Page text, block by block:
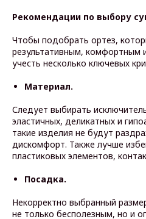
Рекомендации по выбору
Чтобы подобрать ортез,
результативным, комфортным
учесть несколько ключевых
Материал.
Следует выбирать
эластичных, деликатных и
такие изделия не будут
дискомфорт. Также лучше
пластиковых элементов,
Посадка.
Некорректно выбранный
не только бесполезным, но и